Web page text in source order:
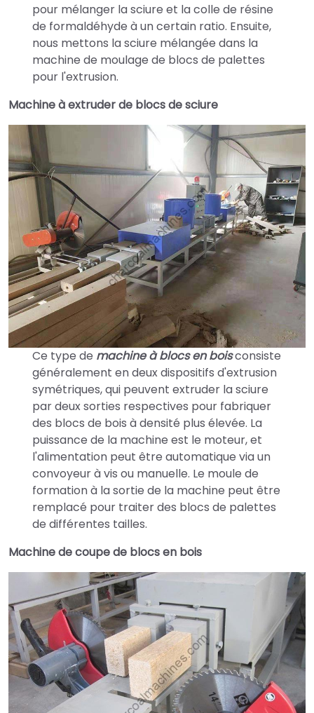
pour mélanger la sciure et la colle de résine
de formaldéhyde à un certain ratio. Ensuite,
nous mettons la sciure mélangée dans la
machine de moulage de blocs de palettes
pour l'extrusion.
Machine à extruder de blocs de sciure
Ce type de machine à blocs en boisconsiste
généralement en deux dispositifs d'extrusion
symétriques, qui peuvent extruder la sciure
par deux sorties respectives pour fabriquer
des blocs de bois à densité plus élevée. La
puissance de la machine est le moteur, et
l'alimentation peut être automatique via un
convoyeur à vis ou manuelle. Le moule de
formation à la sortie de la machine peut être
remplacé pour traiter des blocs de palettes
de différentes tailles.
Machine de coupe de blocs en bois